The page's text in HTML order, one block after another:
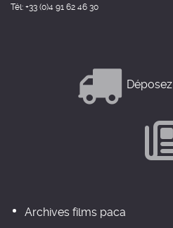
Tél: +33 (0)4 91 62 46 30
Déposez
Archives films paca